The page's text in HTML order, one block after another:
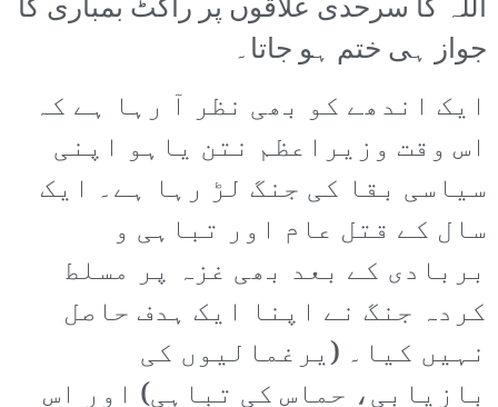
اللہ کا سرحدی علاقوں پر راکٹ بمباری کا
جواز ہی ختم ہو جاتا۔
ایک اندھے کو بھی نظر آ رہا ہے کہ
اس وقت وزیراعظم نتن یاہو اپنی
سیاسی بقا کی جنگ لڑ رہا ہے۔ ایک
سال کے قتل عام اور تباہی و
بربادی کے بعد بھی غزہ پر مسلط
کردہ جنگ نے اپنا ایک ہدف حاصل
نہیں کیا۔ (یرغمالیوں کی
بازیابی، حماس کی تباہی) اور اس